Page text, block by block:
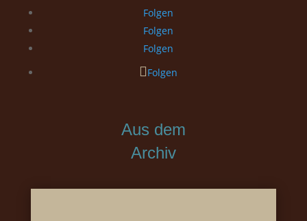
Folgen
Folgen
Folgen
Folgen
Aus dem
Archiv